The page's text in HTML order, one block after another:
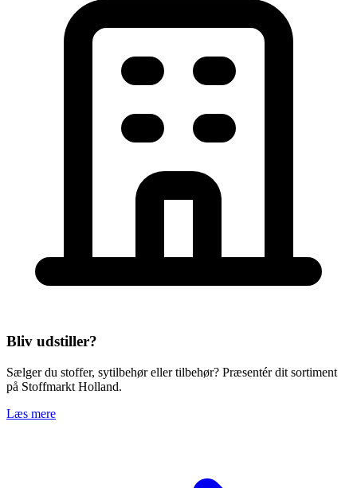
Bliv udstiller?
Sælger du stoffer, sytilbehør eller tilbehør? Præsentér dit sortiment
på Stoffmarkt Holland.
Læs mere